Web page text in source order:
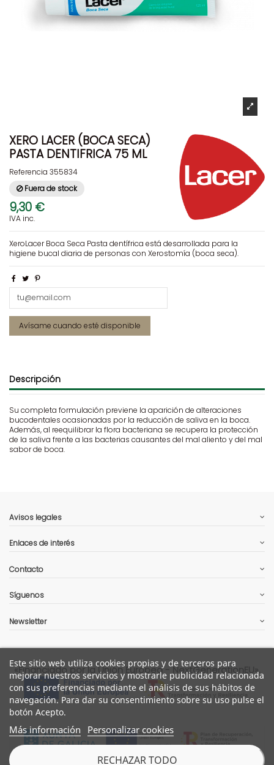
XERO LACER (BOCA SECA)
PASTA DENTIFRICA 75 ML
Referencia 355834
Fuera de stock
9,30 €
IVA inc.
XeroLacer Boca Seca Pasta dentífrica está desarrollada para la
higiene bucal diaria de personas con Xerostomía (boca seca).
Descripción
Su completa formulación previene la aparición de alteraciones
bucodentales ocasionadas por la reducción de saliva en la boca.
Además, al reequilibrar la flora bacteriana se recupera la protección
de la saliva frente a las bacterias causantes del mal aliento y del mal
sabor de boca.
Avisos legales
Enlaces de interés
Contacto
Este sitio web utiliza cookies propias y de terceros para
mejorar nuestros servicios y mostrarle publicidad relacionada
con sus preferencias mediante el análisis de sus hábitos de
navegación. Para dar su consentimiento sobre su uso pulse el
botón Acepto.
Más información Personalizar cookies
RECHAZAR TODO
Síguenos
Newsletter
«Financiado por la Unión Europea - NextGenerationEU».